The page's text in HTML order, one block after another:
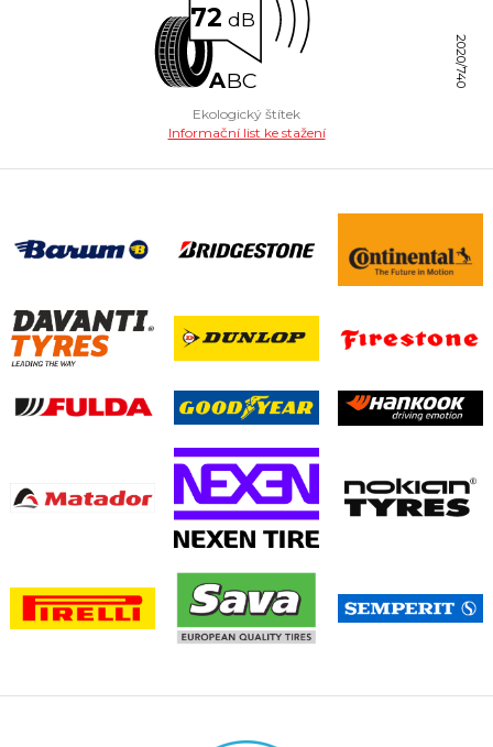
72 dB
ABC 2020/740
Ekologický štítek
Informační list ke stažení